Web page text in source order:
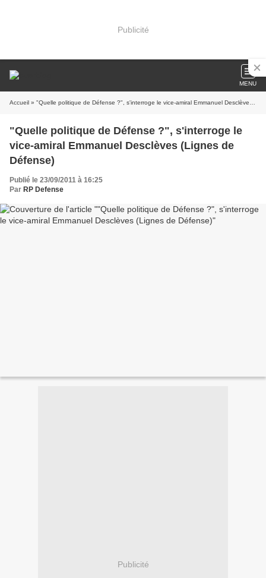
Publicité
MENU
Accueil » "Quelle politique de Défense ?", s'interroge le vice-amiral Emmanuel Desclèves (Lignes de Défense)
"Quelle politique de Défense ?", s'interroge le
vice-amiral Emmanuel Desclèves (Lignes de
Défense)
Publié le 23/09/2011 à 16:25
Par RP Defense
Publicité